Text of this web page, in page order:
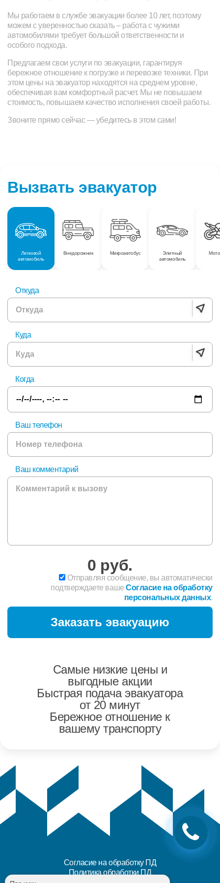
Мы работаем в службе эвакуации более 10 лет, поэтому
можем с уверенностью сказать – работа с чужими
автомобилями требует большой ответственности и
особого подхода.
Предлагаем свои услуги по эвакуации, гарантируя
бережное отношение к погрузке и перевозке техники. При
этом цены на эвакуатор находятся на среднем уровне,
обеспечивая вам комфортный расчет. Мы не повышаем
стоимость, повышаем качество исполнения своей работы.
Звоните прямо сейчас — убедитесь в этом сами!
Вызвать эвакуатор
Легковой
автомобиль
Внедорожник Микроавтобус
Элитный
автомобиль
Откуда
Куда
Когда
Ваш телефон
Ваш комментарий
0 руб.
Отправляя сообщение, вы автоматически
подтверждаете вашеСогласие на обработку
персональных данных.
Самые низкие цены и
выгодные акции
Быстрая подача эвакуатора
от 20 минут
Бережное отношение к
вашему транспорту
Согласие на обработку ПД
Политика обработки ПД